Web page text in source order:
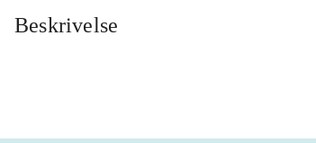
Beskrivelse